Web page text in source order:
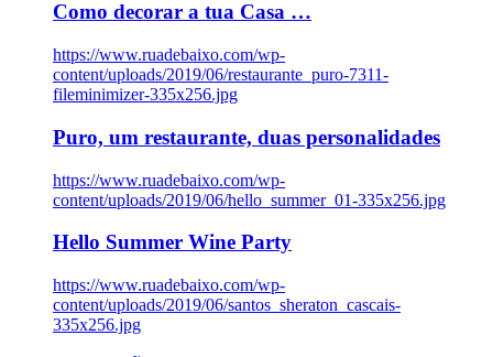
Como decorar a tua Casa …
https://www.ruadebaixo.com/wp-
content/uploads/2019/06/restaurante_puro-7311-
fileminimizer-335x256.jpg
Puro, um restaurante, duas personalidades
https://www.ruadebaixo.com/wp-
content/uploads/2019/06/hello_summer_01-335x256.jpg
Hello Summer Wine Party
https://www.ruadebaixo.com/wp-
content/uploads/2019/06/santos_sheraton_cascais-
335x256.jpg